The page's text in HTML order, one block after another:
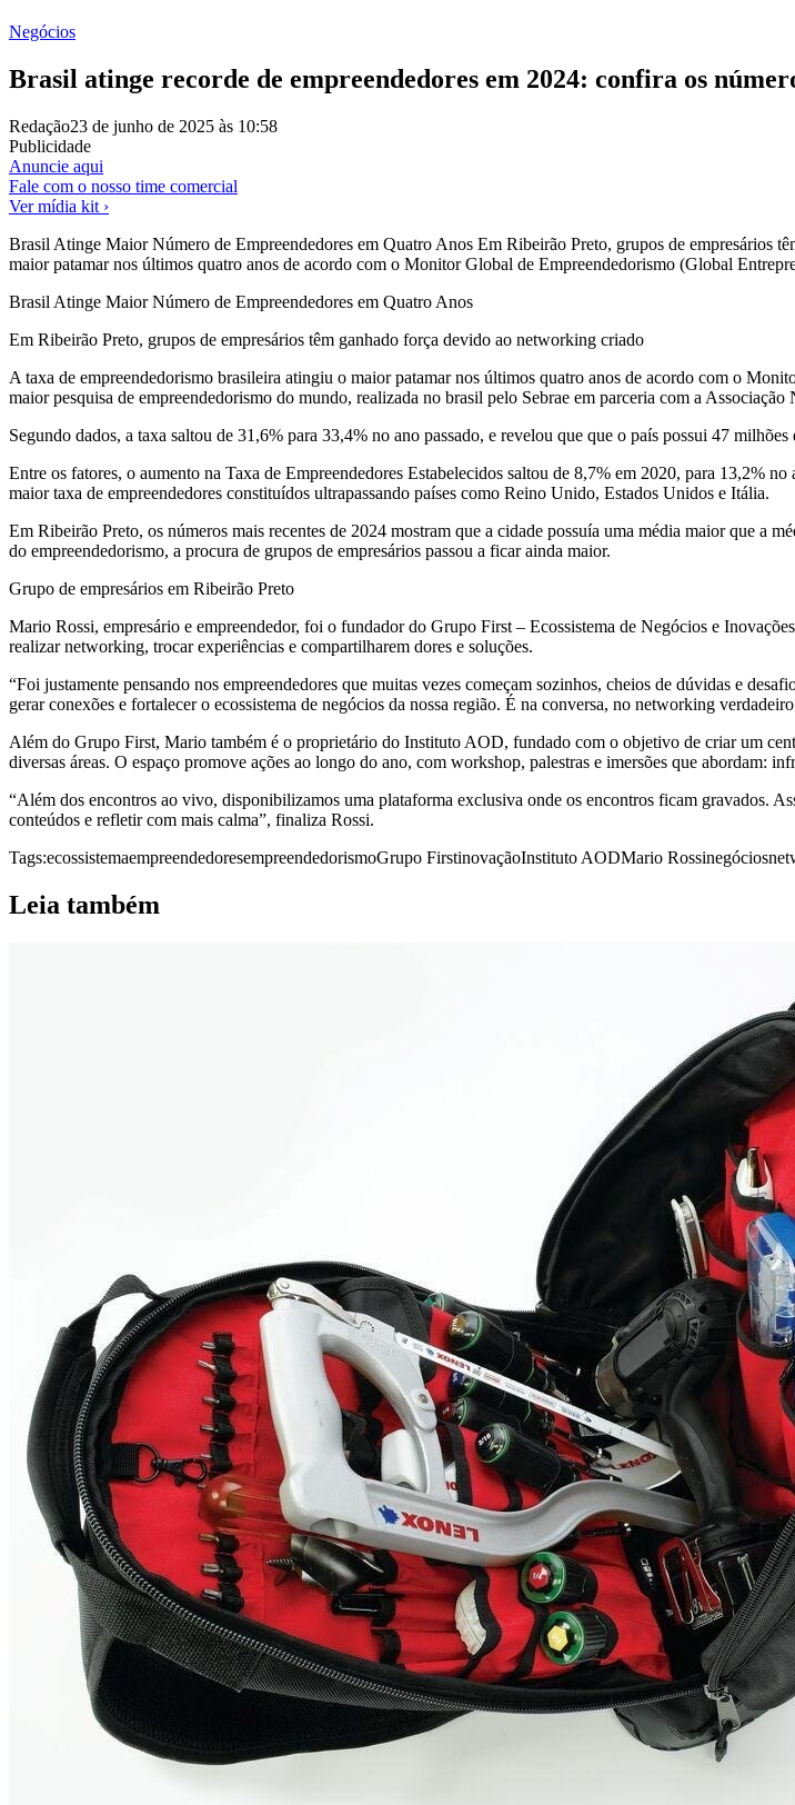
Negócios
Brasil atinge recorde de empreendedores em 2024: confira os
Redação23 de junho de 2025 às 10:58
Publicidade
Anuncie aqui
Fale com o nosso time comercial
Ver mídia kit ›
Brasil Atinge Maior Número de Empreendedores em Quatro Anos Em Ribeirão Preto, grupos de empresários
maior patamar nos últimos quatro anos de acordo com o Monitor Global de Empreendedorismo (Global
Brasil Atinge Maior Número de Empreendedores em Quatro Anos
Em Ribeirão Preto, grupos de empresários têm ganhado força devido ao networking criado
A taxa de empreendedorismo brasileira atingiu o maior patamar nos últimos quatro anos de acordo com o
maior pesquisa de empreendedorismo do mundo, realizada no brasil pelo Sebrae em parceria com a
Segundo dados, a taxa saltou de 31,6% para 33,4% no ano passado, e revelou que que o país possui 47
Entre os fatores, o aumento na Taxa de Empreendedores Estabelecidos saltou de 8,7% em 2020, para 13,2%
maior taxa de empreendedores constituídos ultrapassando países como Reino Unido, Estados Unidos e Itália.
Em Ribeirão Preto, os números mais recentes de 2024 mostram que a cidade possuía uma média maior que a
do empreendedorismo, a procura de grupos de empresários passou a ficar ainda maior.
Grupo de empresários em Ribeirão Preto
Mario Rossi, empresário e empreendedor, foi o fundador do Grupo First – Ecossistema de Negócios e
realizar networking, trocar experiências e compartilharem dores e soluções.
“Foi justamente pensando nos empreendedores que muitas vezes começam sozinhos, cheios de dúvidas e
gerar conexões e fortalecer o ecossistema de negócios da nossa região. É na conversa, no networking
Além do Grupo First, Mario também é o proprietário do Instituto AOD, fundado com o objetivo de criar um
diversas áreas. O espaço promove ações ao longo do ano, com workshop, palestras e imersões que abordam:
“Além dos encontros ao vivo, disponibilizamos uma plataforma exclusiva onde os encontros ficam gravados.
conteúdos e refletir com mais calma”, finaliza Rossi.
Tags:ecossistemaempreendedoresempreendedorismoGrupo FirstinovaçãoInstituto AODMario Rossinegócios
Leia também